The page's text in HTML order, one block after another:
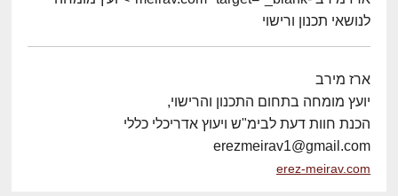
לנושאי תכנון ורישוי
ארז מירב
יועץ מומחה בתחום התכנון והרישוי,
הכנת חוות דעת לבימ"ש ויעוץ אדריכלי כללי
erezmeirav1@gmail.com
erez-meirav.com